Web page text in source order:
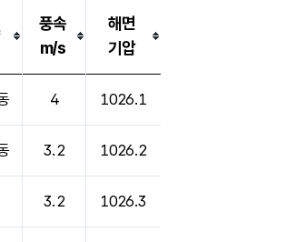
풍속
m/s
해면
기압
4 1026.1
3.2 1026.2
3.2 1026.3